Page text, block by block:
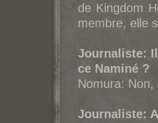
de Kingdom
membre, elle
Journaliste:
ce Naminé ?
Nomura:
Journaliste: